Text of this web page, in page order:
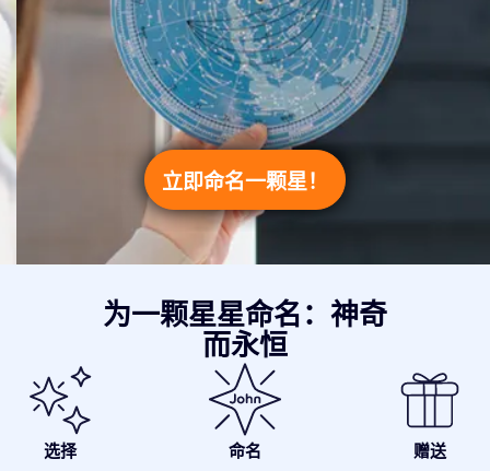
立即命名一颗星！
为一颗星星命名：神奇
而永恒
选择 命名 赠送